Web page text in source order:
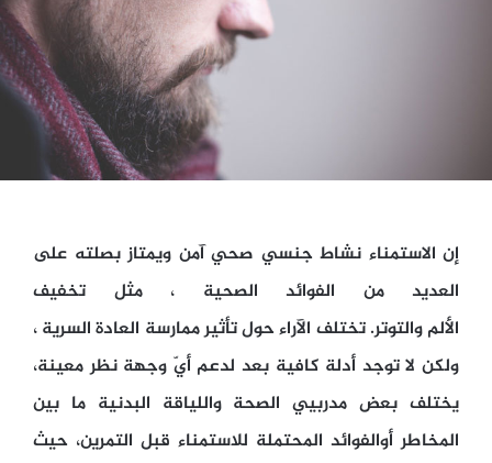
إن الاستمناء نشاط جنسي صحي آمن ويمتاز بصلته على
العديد من الفوائد الصحية ، مثل تخفيف
الألم والتوتر. تختلف الآراء حول تأثير ممارسة العادة السرية ،
ولكن لا توجد أدلة كافية بعد لدعم أيّ وجهة نظر معينة،
يختلف بعض مدربيي الصحة واللياقة البدنية ما بين
المخاطر أوالفوائد المحتملة للاستمناء قبل التمرين، حيث